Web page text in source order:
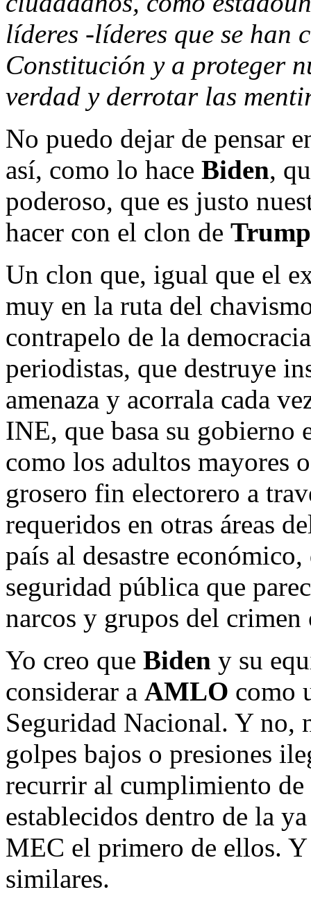
líderes -líderes que se han
Constitución y a proteger
verdad y derrotar las
No puedo dejar de pensar
así, como lo hace Biden,
poderoso, que es justo
hacer con el clon de Trump
Un clon que, igual que el
muy en la ruta del
contrapelo de la
periodistas, que destruye
amenaza y acorrala cada
INE, que basa su gobierno
como los adultos mayores
grosero fin electorero a
requeridos en otras áreas
país al desastre
seguridad pública que
narcos y grupos del crimen
Yo creo que Biden y su
considerar a AMLO como
Seguridad Nacional. Y no,
golpes bajos o presiones
recurrir al cumplimiento de
establecidos dentro de la
MEC el primero de ellos.
similares.